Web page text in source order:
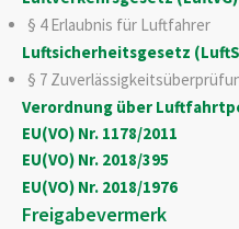
§ 4 Erlaubnis für Luftfahrer
Luftsicherheitsgesetz
§ 7
Verordnung über
EU(VO) Nr. 1178/2011
EU(VO) Nr. 2018/395
EU(VO) Nr. 2018/1976
Freigabevermerk